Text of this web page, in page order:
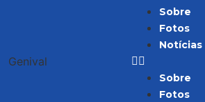
Sobre
Fotos
Notícias
Sobre
Fotos